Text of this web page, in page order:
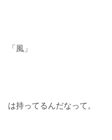
「風」
は持ってるんだなって。